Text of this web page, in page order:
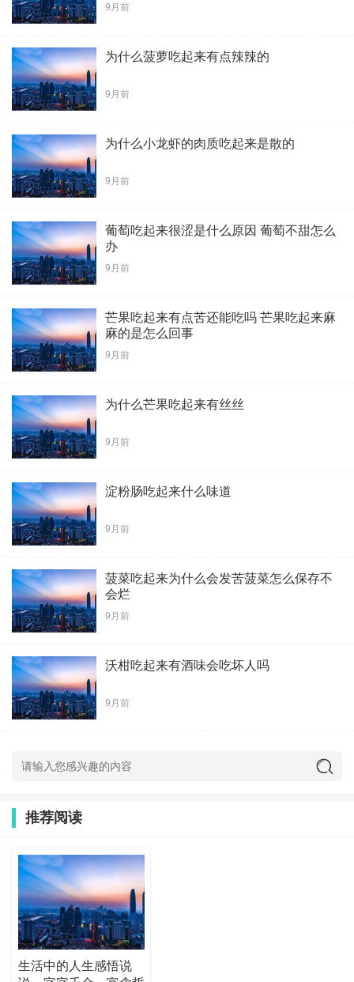
9月前
为什么菠萝吃起来有点辣辣的
9月前
为什么小龙虾的肉质吃起来是散的
9月前
葡萄吃起来很涩是什么原因 葡萄不甜怎么
办
9月前
芒果吃起来有点苦还能吃吗 芒果吃起来麻
麻的是怎么回事
9月前
为什么芒果吃起来有丝丝
9月前
淀粉肠吃起来什么味道
9月前
菠菜吃起来为什么会发苦菠菜怎么保存不
会烂
9月前
沃柑吃起来有酒味会吃坏人吗
9月前
推荐阅读
生活中的人生感悟说